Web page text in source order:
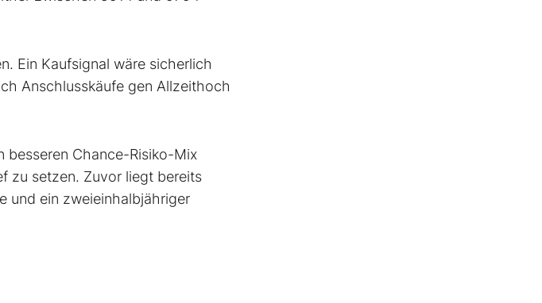
Ein Kaufsignal wäre sicherlich
Anschlusskäufe gen Allzeithoch
besseren Chance-Risiko-Mix
zu setzen. Zuvor liegt bereits
und ein zweieinhalbjähriger